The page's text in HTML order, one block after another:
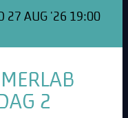
27 AUG '26 19:00
2